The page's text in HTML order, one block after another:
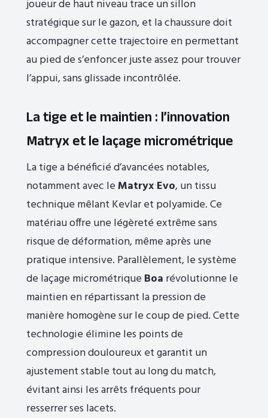
joueur de haut niveau trace un sillon
stratégique sur le gazon, et la chaussure doit
accompagner cette trajectoire en permettant
au pied de s’enfoncer juste assez pour trouver
l’appui, sans glissade incontrôlée.
La tige et le maintien : l’innovation
Matryx et le laçage micrométrique
La tige a bénéficié d’avancées notables,
notamment avec leMatryx Evo, un tissu
technique mêlant Kevlar et polyamide. Ce
matériau offre une légèreté extrême sans
risque de déformation, même après une
pratique intensive. Parallèlement, le système
de laçage micrométrique Boa révolutionne le
maintien en répartissant la pression de
manière homogène sur le coup de pied. Cette
technologie élimine les points de
compression douloureux et garantit un
ajustement stable tout au long du match,
évitant ainsi les arrêts fréquents pour
resserrer ses lacets.